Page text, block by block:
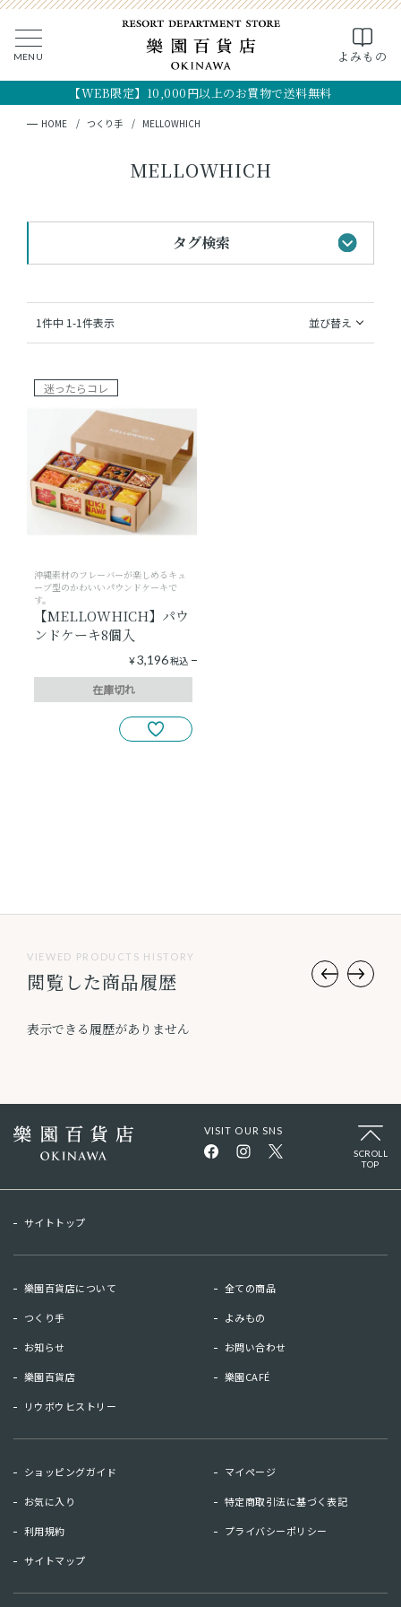
MENU よみもの
【WEB限定】10,000円以上のお買物で送料無料
CLOSE
検索
キーワード検索
MY PAGE CART
全ての商品
つくり手
OKINAWA the RYUKYU
ショッピングガイド
よみもの
実店舗のご案内
樂園百貨店について
樂園CAFE
HOME つくり手 MELLOWHICH
MELLOWHICH
タグ検索
並び替え
1件中 1-1件表示
沖縄素材のフレーバーが楽しめるキュ
ーブ型のかわいいパウンドケーキで
す。
【MELLOWHICH】パウ
ンドケーキ8個入
迷ったらコレ
¥3,196税込
在庫切れ
VIEWED PRODUCTS HISTORY
閲覧した商品履歴
表示できる履歴がありません
VISIT OUR SNS
SCROLL
TOP
サイトトップ
樂園百貨店について 全ての商品
つくり手 よみもの
お知らせ お問い合わせ
樂園百貨店 樂園CAFÉ
リウボウヒストリー
ショッピングガイド マイページ
お気に入り 特定商取引法に基づく表記
利用規約 プライバシーポリシー
サイトマップ